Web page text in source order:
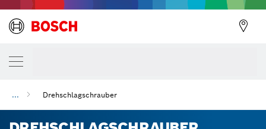
... Drehschlagschrauber